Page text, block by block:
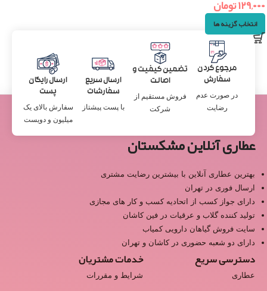
۱۲۹,۰۰۰تومان
انتخاب گزینه ها
مرجوع کردن
سفارش
در صورت عدم
رضایت
تضمین کیفیت و
اصالت
فروش مستقیم از
شرکت
ارسال سریع
سفارشات
با پست پیشتاز
ارسال رایگان
پست
سفارش بالای یک
میلیون و دویست
عطاری آنلاین مشکستان
بهترین عطاری آنلاین با بیشترین رضایت مشتری
ارسال فوری در تهران
دارای جواز کسب از اتحادیه کسب و کار های مجازی
تولید کننده گلاب و عرقیات در فین کاشان
سایت فروش گیاهان دارویی کمیاب
دارای دو شعبه حضوری در کاشان و تهران
دسترسی سریع
عطاری
خدمات مشتریان
شرایط و مقررات